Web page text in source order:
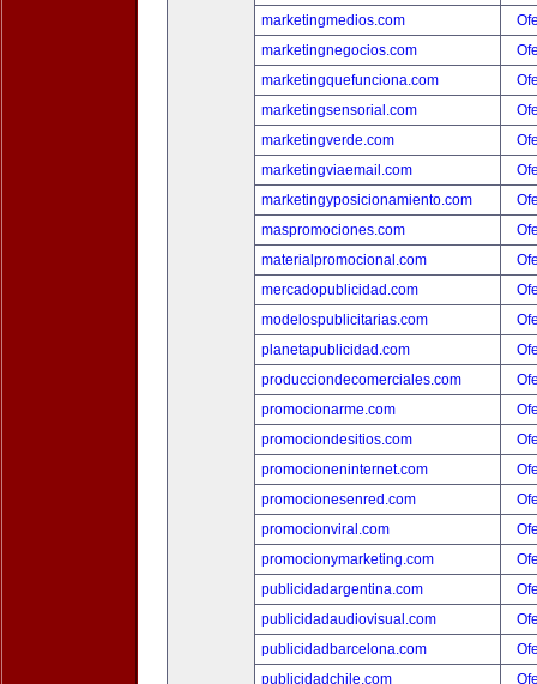
marketingmedios.com
marketingnegocios.com
marketingquefunciona.com
marketingsensorial.com
marketingverde.com
marketingviaemail.com
marketingyposicionamiento.com
maspromociones.com
materialpromocional.com
mercadopublicidad.com
modelospublicitarias.com
planetapublicidad.com
producciondecomerciales.com
promocionarme.com
promociondesitios.com
promocioneninternet.com
promocionesenred.com
promocionviral.com
promocionymarketing.com
publicidadargentina.com
publicidadaudiovisual.com
publicidadbarcelona.com
publicidadchile.com